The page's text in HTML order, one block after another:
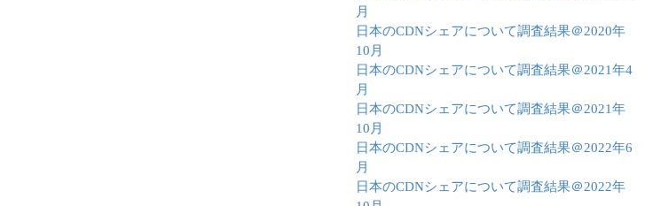
月
日本のCDNシェアについて調査結果＠2020年
10月
日本のCDNシェアについて調査結果＠2021年4
月
日本のCDNシェアについて調査結果＠2021年
10月
日本のCDNシェアについて調査結果＠2022年6
月
日本のCDNシェアについて調査結果＠2022年